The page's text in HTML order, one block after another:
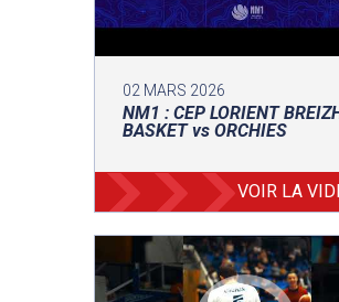
02 MARS 2026
NM1 : CEP LORIENT
BASKET vs ORCHIES
VOIR LA